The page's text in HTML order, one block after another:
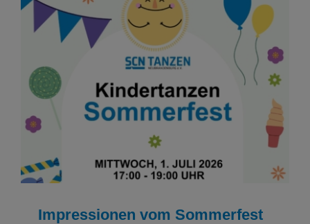
Impressionen vom Sommerfest Kindertanz
Penzlin am 01.Juli 2026
Bilder Bilder Tanzen
Impressionen vom Sommerfest